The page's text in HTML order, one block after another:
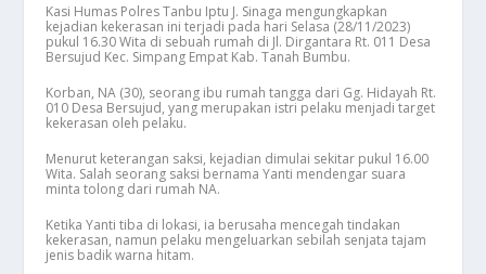
Kasi Humas Polres Tanbu Iptu J. Sinaga mengungkapkan
kejadian kekerasan ini terjadi pada hari Selasa (28/11/2023)
pukul 16.30 Wita di sebuah rumah di Jl. Dirgantara Rt. 011 Desa
Bersujud Kec. Simpang Empat Kab. Tanah Bumbu.
Korban, NA (30), seorang ibu rumah tangga dari Gg. Hidayah Rt.
010 Desa Bersujud, yang merupakan istri pelaku menjadi target
kekerasan oleh pelaku.
Menurut keterangan saksi, kejadian dimulai sekitar pukul 16.00
Wita. Salah seorang saksi bernama Yanti mendengar suara
minta tolong dari rumah NA.
Ketika Yanti tiba di lokasi, ia berusaha mencegah tindakan
kekerasan, namun pelaku mengeluarkan sebilah senjata tajam
jenis badik warna hitam.